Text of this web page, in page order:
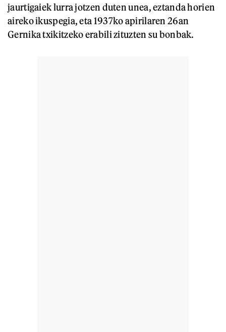
jaurtigaiek lurra jotzen duten unea, eztanda horien
aireko ikuspegia, eta 1937ko apirilaren 26an
Gernika txikitzeko erabili zituzten su bonbak.